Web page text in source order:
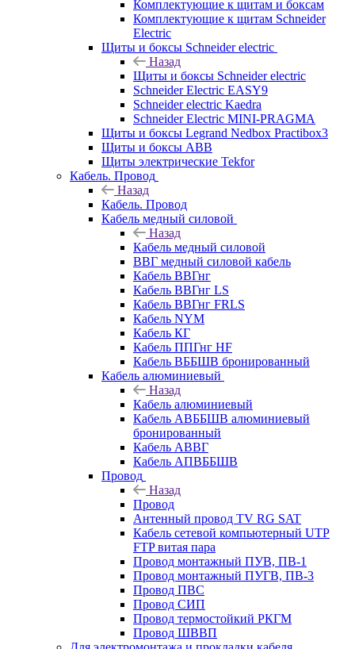
Комплектующие к щитам и боксам
Комплектующие к щитам Schneider
Electric
Щиты и боксы Schneider electric
Назад
Щиты и боксы Schneider electric
Schneider Electric EASY9
Schneider electric Kaedra
Schneider Electric MINI-PRAGMA
Щиты и боксы Legrand Nedbox Practibox3
Щиты и боксы ABB
Щиты электрические Tekfor
Кабель. Провод
Назад
Кабель. Провод
Кабель медный силовой
Назад
Кабель медный силовой
ВВГ медный силовой кабель
Кабель ВВГнг
Кабель ВВГнг LS
Кабель ВВГнг FRLS
Кабель NYM
Кабель КГ
Кабель ППГнг HF
Кабель ВББШВ бронированный
Кабель алюминиевый
Назад
Кабель алюминиевый
Кабель АВББШВ алюминиевый
бронированный
Кабель АВВГ
Кабель АПВББШВ
Провод
Назад
Провод
Антенный провод TV RG SAT
Кабель сетевой компьютерный UTP
FTP витая пара
Провод монтажный ПУВ, ПВ-1
Провод монтажный ПУГВ, ПВ-3
Провод ПВС
Провод СИП
Провод термостойкий РКГМ
Провод ШВВП